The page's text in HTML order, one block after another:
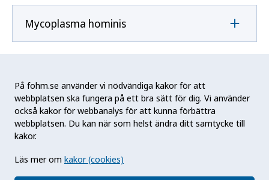
På fohm.se använder vi nödvändiga kakor för att
webbplatsen ska fungera på ett bra sätt för dig. Vi använder
också kakor för webbanalys för att kunna förbättra
webbplatsen. Du kan när som helst ändra ditt samtycke till
kakor.
Läs mer om kakor (cookies)
Mycoplasma hominis
N